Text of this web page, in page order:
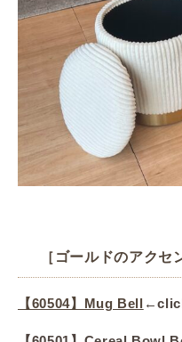
［ゴールドのアクセ
【60504】Mug Bell ←